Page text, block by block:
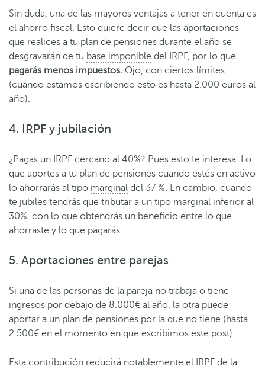
Sin duda, una de las mayores ventajas a tener en cuenta es
el ahorro fiscal. Esto quiere decir que las aportaciones
que realices a tu plan de pensiones durante el año se
desgravarán de tu base imponible del IRPF, por lo que
pagarás menos impuestos. Ojo, con ciertos límites
(cuando estamos escribiendo esto es hasta 2.000 euros al
año).
4. IRPF y jubilación
¿Pagas un IRPF cercano al 40%? Pues esto te interesa. Lo
que aportes a tu plan de pensiones cuando estés en activo
lo ahorrarás al tipo marginal del 37 %. En cambio, cuando
te jubiles tendrás que tributar a un tipo marginal inferior al
30%, con lo que obtendrás un beneficio entre lo que
ahorraste y lo que pagarás.
5. Aportaciones entre parejas
Si una de las personas de la pareja no trabaja o tiene
ingresos por debajo de 8.000€ al año, la otra puede
aportar a un plan de pensiones por la que no tiene (hasta
2.500€ en el momento en que escribimos este post).
Esta contribución reducirá notablemente el IRPF de la